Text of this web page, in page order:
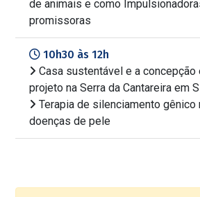
de animais e como
promissoras
10h30 às 12h
Casa sustentável e a concepção
projeto na Serra da Cantareira em
Terapia de silenciamento gênico
doenças de pele